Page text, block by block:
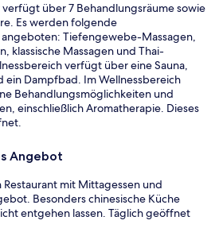
verfügt über 7 Behandlungsräume sowie
Es werden folgende
Tiefengewebe-Massagen,
klassische Massagen und Thai-
verfügt über eine Sauna,
ein Dampfbad. Im Wellnessbereich
Behandlungsmöglichkeiten und
einschließlich Aromatherapie. Dieses
Angebot
Restaurant mit Mittagessen und
Besonders chinesische Küche
entgehen lassen. Täglich geöffnet